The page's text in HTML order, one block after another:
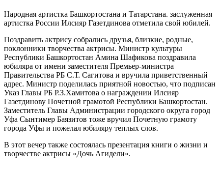
Народная артистка Башкортостана и Татарстана. заслуженная
артистка России Илсияр Газетдинова отметила свой юбилей.
Поздравить актрису собрались друзья, близкие, родные,
поклонники творчества актрисы. Министр культуры
Республики Башкортостан Амина Шафикова поздравила
юбиляра от имени заместителя Премьер-министра
Правительства РБ С.Т. Сагитова и вручила приветственный
адрес. Министр поделилась приятной новостью, что подписан
Указ Главы РБ Р.З.Хамитова о награждении Илсияр
Газетдинову Почетной грамотой Республики Башкортостан.
Заместитель Главы Администрации городского округа город
Уфа Сынтимер Баязитов тоже вручил Почетную грамоту
города Уфы и пожелал юбиляру теплых слов.
В этот вечер также состоялась презентация книги о жизни и
творчестве актрисы «Дочь Агидели».